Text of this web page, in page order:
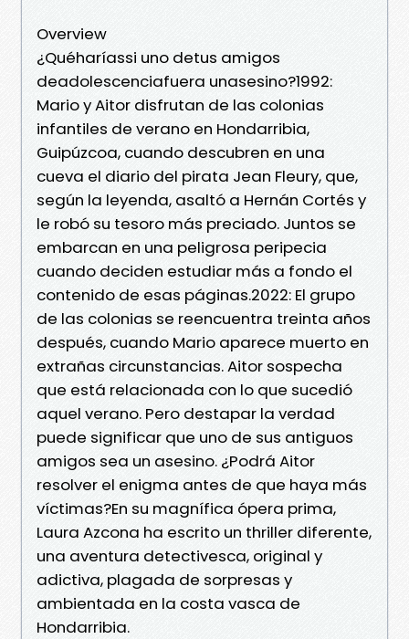
Overview
¿Quéharíassi uno detus amigos
deadolescenciafuera unasesino?1992:
Mario y Aitor disfrutan de las colonias
infantiles de verano en Hondarribia,
Guipúzcoa, cuando descubren en una
cueva el diario del pirata Jean Fleury, que,
según la leyenda, asaltó a Hernán Cortés y
le robó su tesoro más preciado. Juntos se
embarcan en una peligrosa peripecia
cuando deciden estudiar más a fondo el
contenido de esas páginas.2022: El grupo
de las colonias se reencuentra treinta años
después, cuando Mario aparece muerto en
extrañas circunstancias. Aitor sospecha
que está relacionada con lo que sucedió
aquel verano. Pero destapar la verdad
puede significar que uno de sus antiguos
amigos sea un asesino. ¿Podrá Aitor
resolver el enigma antes de que haya más
víctimas?En su magnífica ópera prima,
Laura Azcona ha escrito un thriller diferente,
una aventura detectivesca, original y
adictiva, plagada de sorpresas y
ambientada en la costa vasca de
Hondarribia.